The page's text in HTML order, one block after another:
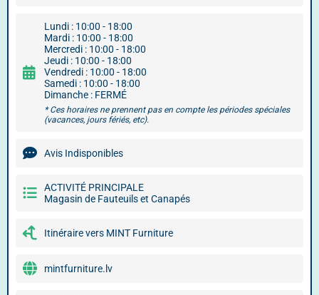
Lundi : 10:00 - 18:00
Mardi : 10:00 - 18:00
Mercredi : 10:00 - 18:00
Jeudi : 10:00 - 18:00
Vendredi : 10:00 - 18:00
Samedi : 10:00 - 18:00
Dimanche : FERMÉ
* Ces horaires ne prennent pas en compte les périodes spéciales
(vacances, jours fériés, etc).
Avis Indisponibles
ACTIVITÉ PRINCIPALE
Magasin de Fauteuils et Canapés
Itinéraire vers MINT Furniture
mintfurniture.lv